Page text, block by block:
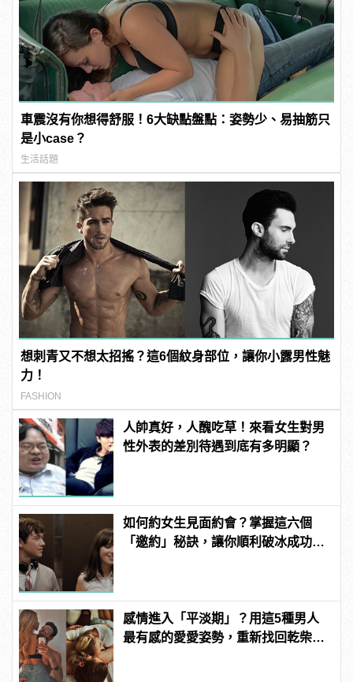
車震沒有你想得舒服！6大缺點盤點：姿勢少、易抽筋只
是小case？
生活話題
想刺青又不想太招搖？這6個紋身部位，讓你小露男性魅
力！
FASHION
人帥真好，人醜吃草！來看女生對男
性外表的差別待遇到底有多明顯？
如何約女生見面約會？掌握這六個
「邀約」秘訣，讓你順利破冰成功約
感情進入「平淡期」？用這5種男人
最有感的愛愛姿勢，重新找回乾柴烈